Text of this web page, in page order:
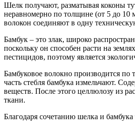
Шелк получают, разматывая коконы
неравномерно по толщине (от 5 до 10
волокон соединяют в одну
Бамбук – это злак, широко
поскольку он способен расти на
пестицидов, поэтому является
Бамбуковое волокно производится
часть стебля бамбука измельчают.
веществ. После этого целлюлозу из
ткани.
Благодаря сочетанию шелка и